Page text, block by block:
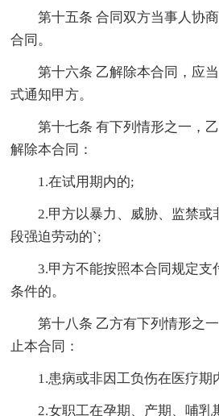
第十五条 合同双方当事人协
合同。
第十六条 乙解除本合同，应
式通知甲方。
第十七条 有下列情形之一，
解除本合同：
1.在试用期内的;
2.甲方以暴力、威胁、监禁或
段强迫劳动的`;
3.甲方不能按照本合同规定支
条件的。
第十八条 乙方有下列情形之
止本合同：
1.患病或非因工负伤在医疗期
2.女职工在孕期、产期、哺乳